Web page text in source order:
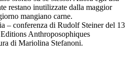
restano inutilizzate dalla maggior
mangiano carne.
– conferenza di Rudolf Steiner del 13
Anthroposophiques
di Mariolina Stefanoni.